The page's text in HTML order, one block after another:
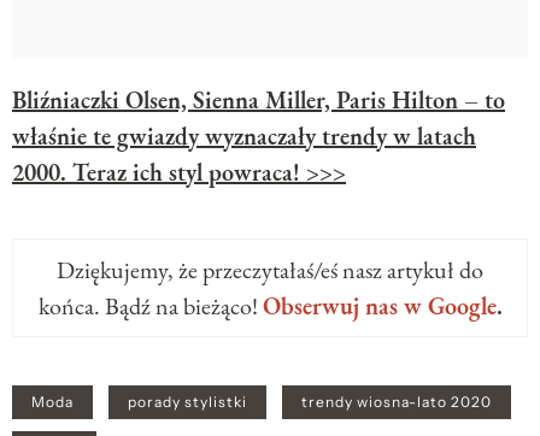
Bliźniaczki Olsen, Sienna Miller, Paris Hilton – to
właśnie te gwiazdy wyznaczały trendy w latach
2000. Teraz ich styl powraca! >>>
Dziękujemy, że przeczytałaś/eś nasz artykuł do
końca. Bądź na bieżąco!Obserwuj nas w Google.
Moda porady stylistki trendy wiosna-lato 2020